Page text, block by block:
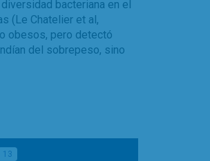
bacteriana en el
(Le Chatelier et al,
obesos, pero detectó
del sobrepeso, sino
13